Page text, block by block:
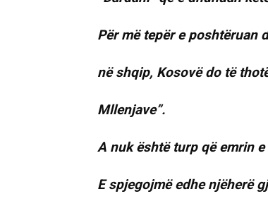
Për më tepër e poshtëruan
në shqip, Kosovë do të
Mllenjave”.
A nuk është turp që emrin
E spjegojmë edhe njëherë